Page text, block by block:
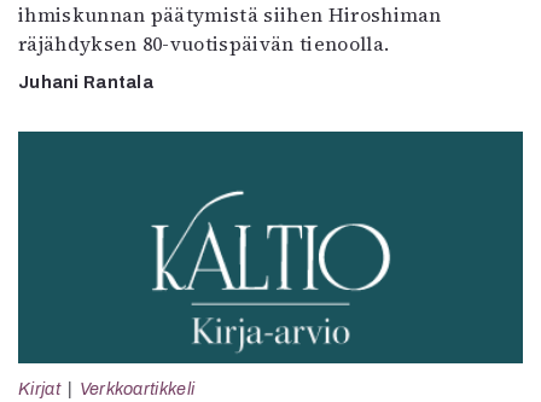
ihmiskunnan päätymistä siihen Hiroshiman
räjähdyksen 80-vuotispäivän tienoolla.
Juhani Rantala
Kirjat Verkkoartikkeli